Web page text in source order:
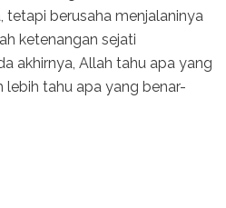
tetapi berusaha menjalaninya
ketenangan sejati
akhirnya, Allah tahu apa yang
lebih tahu apa yang benar-